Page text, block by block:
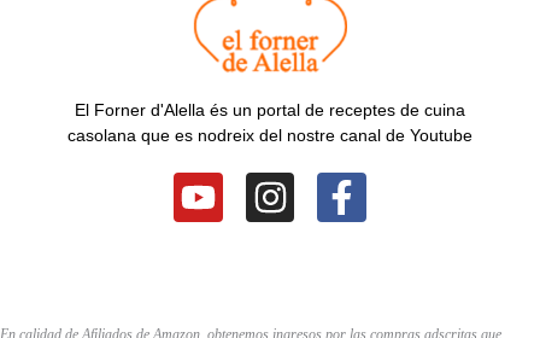
El Forner d'Alella és un portal de receptes de cuina
casolana que es nodreix del nostre canal de Youtube
Y
o
u
I
n
a
F
a
b
En calidad de Afiliados de Amazon, obtenemos ingresos por las compras adscritas que